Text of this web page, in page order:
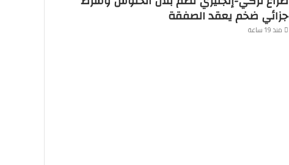
جزائي ضخم يعقد الصفقة
منذ 19 ساعة